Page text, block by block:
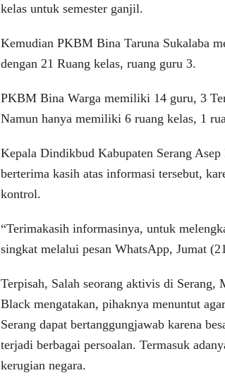
kelas untuk semester ganjil.
Kemudian PKBM Bina Taruna Sukalaba
dengan 21 Ruang kelas, ruang guru 3.
PKBM Bina Warga memiliki 14 guru, 3
Namun hanya memiliki 6 ruang kelas, 1
Kepala Dindikbud Kabupaten Serang
berterima kasih atas informasi tersebut,
kontrol.
“Terimakasih informasinya, untuk
singkat melalui pesan WhatsApp, Jumat
Terpisah, Salah seorang aktivis di Serang,
Black mengatakan, pihaknya menuntut
Serang dapat bertanggungjawab karena
terjadi berbagai persoalan. Termasuk
kerugian negara.